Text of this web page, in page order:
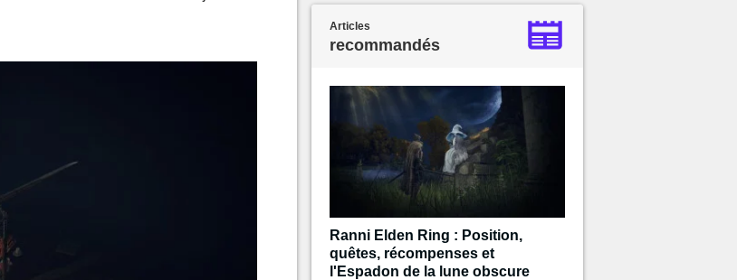
Articles
recommandés
Ranni Elden Ring : Position,
quêtes, récompenses et
l'Espadon de la lune obscure